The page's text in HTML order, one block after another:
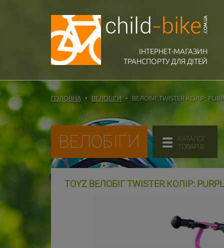
ІНТЕРНЕТ-МАГАЗИН
ТРАНСПОРТУ ДЛЯ ДІТЕЙ
ГОЛОВНА ВЕЛОБІГИ ВЕЛОБІГ TWISTER КОЛІР:
ВЕЛОБІГИ
КАТАЛОГ
ТОВАРІВ
TOYZ ВЕЛОБІГ TWISTER КОЛІР: